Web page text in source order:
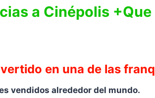
a Cinépolis +Que
en una de las
vendidos alrededor del mundo.